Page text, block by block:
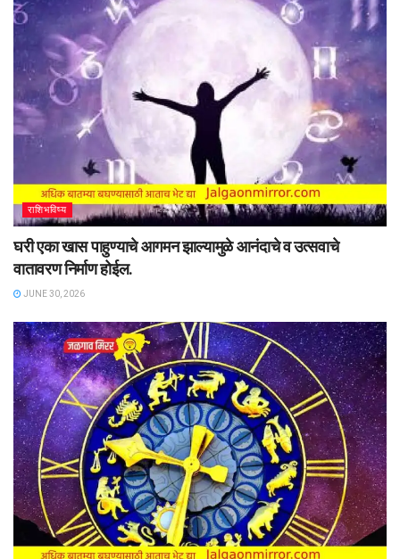
राशिभविष्य
घरी एका खास पाहुण्याचे आगमन झाल्यामुळे आनंदाचे व उत्सवाचे
वातावरण निर्माण होईल.
JUNE 30, 2026